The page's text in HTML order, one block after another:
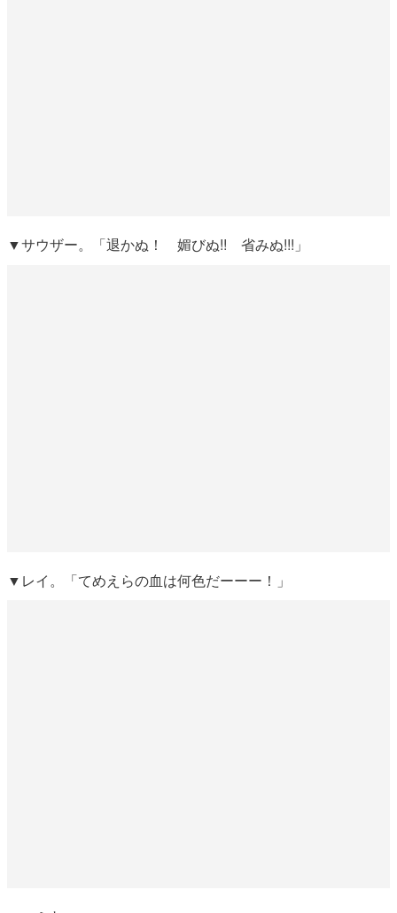
▼サウザー。「退かぬ！ 媚びぬ!! 省みぬ!!!」
▼レイ。「てめえらの血は何色だーーー！」